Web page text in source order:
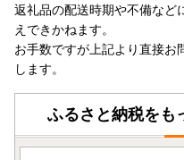
申請書の提出期限：寄附
す。
【ワンストップ特例申請書
〒079-1192 北海道赤平
赤平市役所企画課(ふる
返礼品の配送時期や不備など
えできかねます。
お手数ですが上記より直接お
します。
ふるさと納税をも